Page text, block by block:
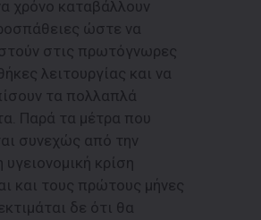
χρόνο καταβάλλουν
ώστε να
στις πρωτόγνωρες
λειτουργίας και να
τα πολλαπλά
Παρά τα μέτρα που
συνεχώς από την
υγειονομική κρίση
και τους πρώτους μήνες
δε ότι θα